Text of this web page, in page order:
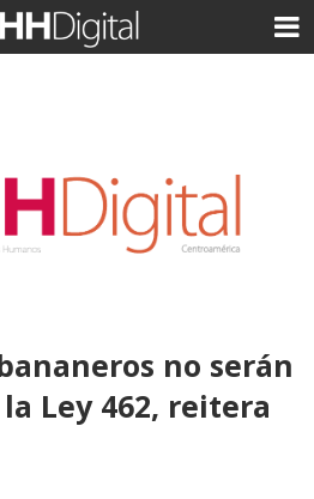
no serán
Ley 462, reitera